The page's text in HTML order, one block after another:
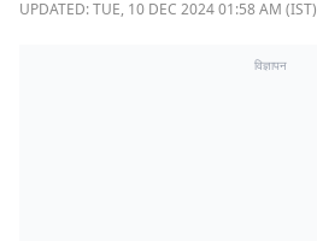
UPDATED:TUE, 10 DEC 2024 01:58 AM (IST)
विज्ञापन